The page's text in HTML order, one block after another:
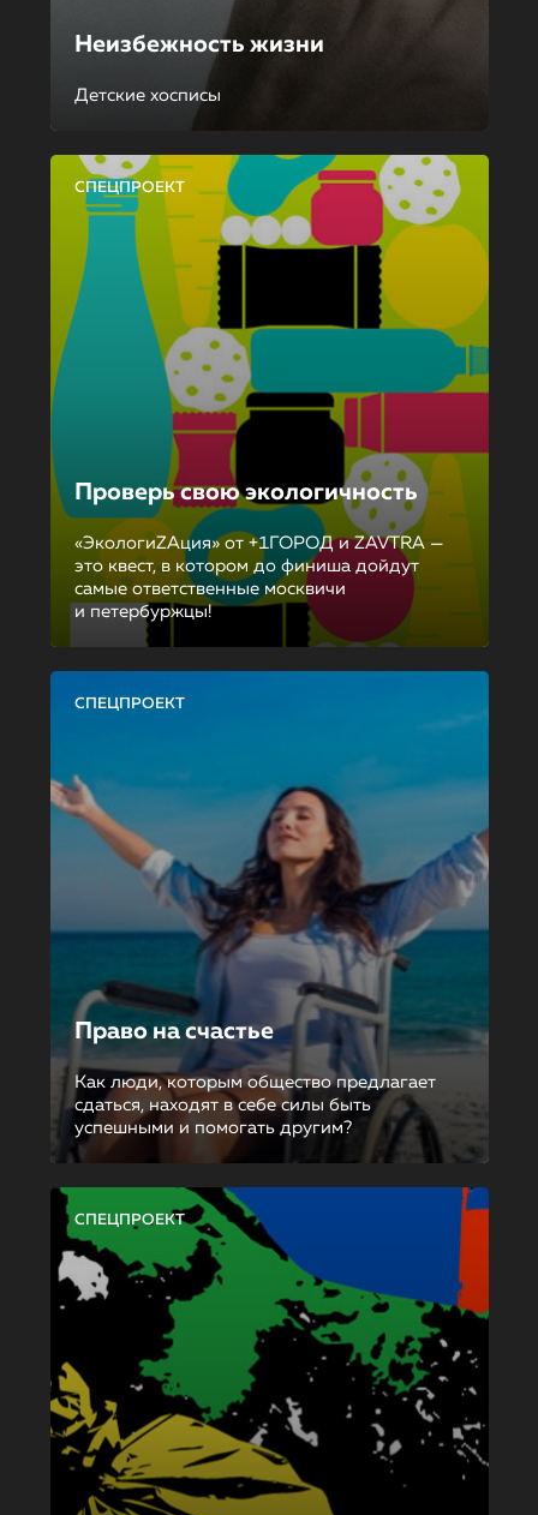
Неизбежность жизни
Детские хосписы
СПЕЦПРОЕКТ
Проверь свою экологичность
«ЭкологиZAция» от +1ГОРОД и ZAVTRA —
это квест, в котором до финиша дойдут
самые ответственные москвичи
и петербуржцы!
СПЕЦПРОЕКТ
Право на счастье
Как люди, которым общество предлагает
сдаться, находят в себе силы быть
успешными и помогать другим?
СПЕЦПРОЕКТ